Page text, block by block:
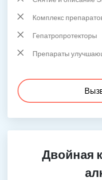
Комплекс
Гепатропротекторы
Препараты
Двойная